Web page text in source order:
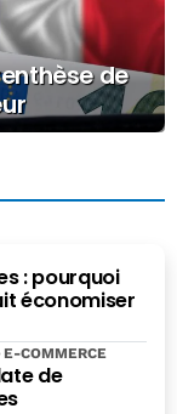
de
: pourquoi
économiser
de
E-COMMERCE